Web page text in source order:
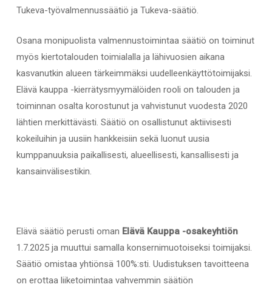
Tukeva-työvalmennussäätiö ja Tukeva-säätiö.
Osana monipuolista valmennustoimintaa säätiö on toiminut
myös kiertotalouden toimialalla ja lähivuosien aikana
kasvanutkin alueen tärkeimmäksi uudelleenkäyttötoimijaksi.
Elävä kauppa -kierrätysmyymälöiden rooli on talouden ja
toiminnan osalta korostunut ja vahvistunut vuodesta 2020
lähtien merkittävästi. Säätiö on osallistunut aktiivisesti
kokeiluihin ja uusiin hankkeisiin sekä luonut uusia
kumppanuuksia paikallisesti, alueellisesti, kansallisesti ja
kansainvälisestikin.
Elävä säätiö perusti oman Elävä Kauppa -osakeyhtiön
1.7.2025 ja muuttui samalla konsernimuotoiseksi toimijaksi.
Säätiö omistaa yhtiönsä 100%:sti. Uudistuksen tavoitteena
on erottaa liiketoimintaa vahvemmin säätiön